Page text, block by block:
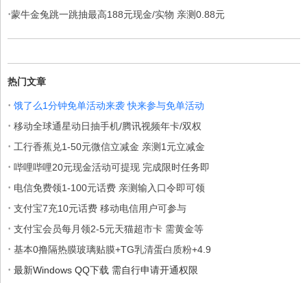
·蒙牛金兔跳一跳抽最高188元现金/实物 亲测0.88元
热门文章
· 饿了么1分钟免单活动来袭 快来参与免单活动
· 移动全球通星动日抽手机/腾讯视频年卡/双权
· 工行香蕉兑1-50元微信立减金 亲测1元立减金
· 哔哩哔哩20元现金活动可提现 完成限时任务即
· 电信免费领1-100元话费 亲测输入口令即可领
· 支付宝7充10元话费 移动电信用户可参与
· 支付宝会员每月领2-5元天猫超市卡 需黄金等
· 基本0撸隔热膜玻璃贴膜+TG乳清蛋白质粉+4.9
· 最新Windows QQ下载 需自行申请开通权限